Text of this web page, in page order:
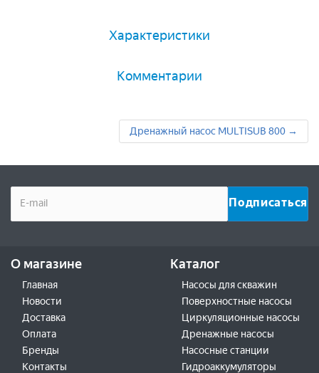
Характеристики
Комментарии
Дренажный насос MULTISUB 800 →
О магазине
Главная
Новости
Доставка
Оплата
Бренды
Контакты
Каталог
Насосы для скважин
Поверхностные насосы
Циркуляционные насосы
Дренажные насосы
Насосные станции
Гидроаккумуляторы